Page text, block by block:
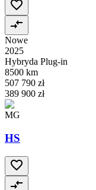
Nowe
2025
Hybryda Plug-in
8500 km
507 790 zł
389 900 zł
MG
HS